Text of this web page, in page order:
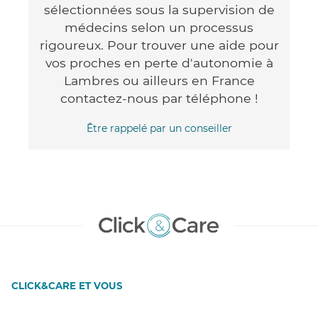
sélectionnées sous la supervision de
médecins selon un processus
rigoureux. Pour trouver une aide pour
vos proches en perte d'autonomie à
Lambres ou ailleurs en France
contactez-nous par téléphone !
Être rappelé par un conseiller
CLICK&CARE ET VOUS